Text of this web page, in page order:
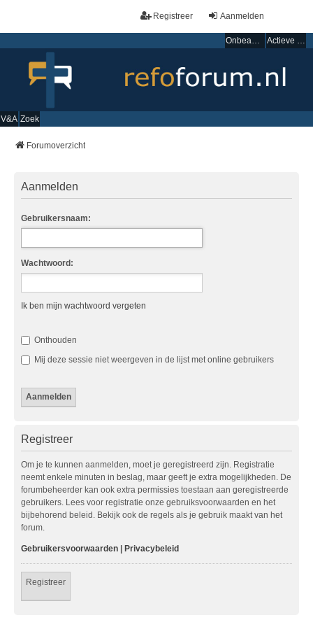
Aanmelden
Registreer
Onbeantwoorde onderwerpen Actieve onderwerpen
V&A Zoek
Forumoverzicht
Aanmelden
Gebruikersnaam:
Wachtwoord:
Ik ben mijn wachtwoord vergeten
Onthouden
Mij deze sessie niet weergeven in de lijst met online gebruikers
Registreer
Om je te kunnen aanmelden, moet je geregistreerd zijn. Registratie
neemt enkele minuten in beslag, maar geeft je extra mogelijkheden. De
forumbeheerder kan ook extra permissies toestaan aan geregistreerde
gebruikers. Lees voor registratie onze gebruiksvoorwaarden en het
bijbehorend beleid. Bekijk ook de regels als je gebruik maakt van het
forum.
Gebruikersvoorwaarden | Privacybeleid
Registreer